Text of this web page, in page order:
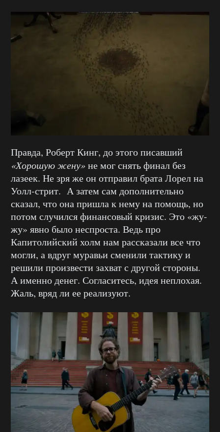
Правда, Роберт Кинг, до этого писавший
«Хорошую жену»не мог снять финал без
лазеек. Не зря же он отправил брата Лорел на
Уолл-стрит. А затем сам дополнительно
сказал, что она пришла к нему на помощь, но
потом случился финансовый кризис. Это «жу-
жу» явно было неспроста. Ведь про
Капитолийский холм нам рассказали все что
могли, а вдруг муравьи сменили тактику и
решили произвести захват с другой стороны.
А именно денег. Согласитесь, идея неплохая.
Жаль, вряд ли ее реализуют.